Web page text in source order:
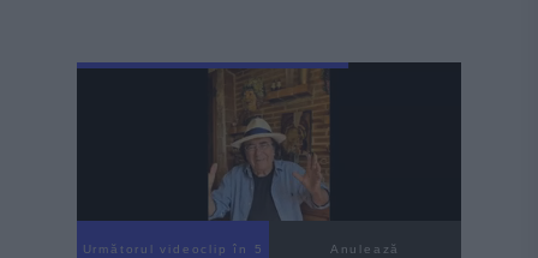
Următorul videoclip în 4 Anulează